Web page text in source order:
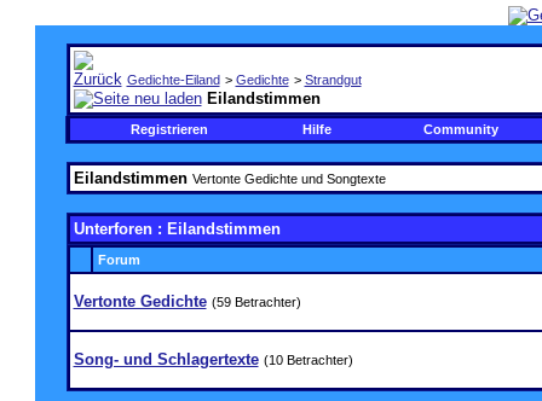
Gedichte-Eiland > Gedichte > Strandgut
Eilandstimmen
Registrieren Hilfe Community
Eilandstimmen Vertonte Gedichte und Songtexte
Unterforen: Eilandstimmen
Forum
Vertonte Gedichte (59 Betrachter)
Song- und Schlagertexte (10 Betrachter)